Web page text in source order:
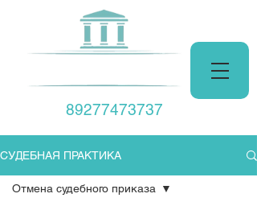
89277473737
СУДЕБНАЯ ПРАКТИКА
Отмена судебного приказа